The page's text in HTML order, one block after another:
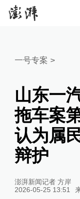
一号专案 >
山东一
拖车案
认为属
辩护
澎湃新闻记者 方岸
2026-05-25 13:51